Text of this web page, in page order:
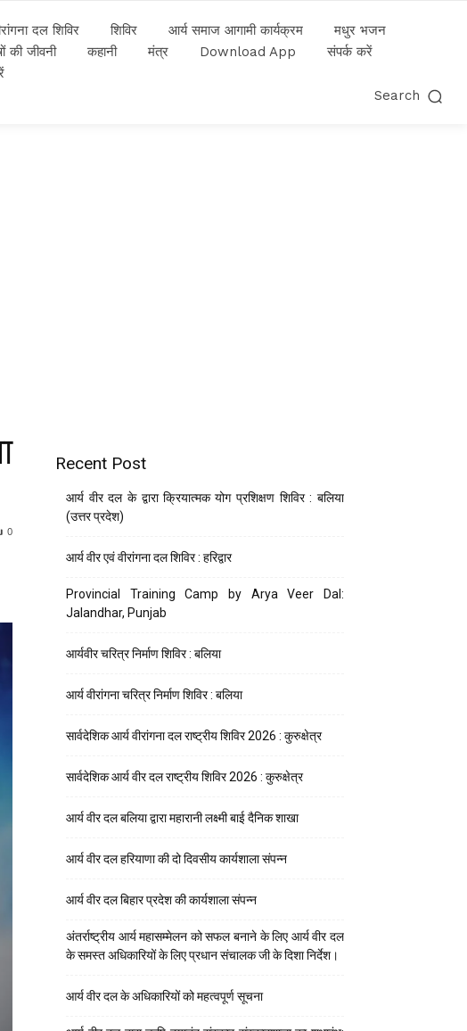
दल शिविर शिविर आर्य समाज आगामी कार्यक्रम
मधुर भजन
की जीवनी कहानी मंत्र Download App
संपर्क करें
Search
0
Recent Post
आर्य वीर दल के द्वारा क्रियात्मक योग प्रशिक्षण शिविर : बलिया
(उत्तर प्रदेश)
आर्य वीर एवं वीरांगना दल शिविर : हरिद्वार
Provincial Training Camp by Arya Veer Dal:
Jalandhar, Punjab
आर्यवीर चरित्र निर्माण शिविर : बलिया
आर्य वीरांगना चरित्र निर्माण शिविर : बलिया
सार्वदेशिक आर्य वीरांगना दल राष्ट्रीय शिविर 2026 : कुरुक्षेत्र
सार्वदेशिक आर्य वीर दल राष्ट्रीय शिविर 2026 : कुरुक्षेत्र
आर्य वीर दल बलिया द्वारा महारानी लक्ष्मी बाई दैनिक शाखा
आर्य वीर दल हरियाणा की दो दिवसीय कार्यशाला संपन्न
आर्य वीर दल बिहार प्रदेश की कार्यशाला संपन्न
अंतर्राष्ट्रीय आर्य महासम्मेलन को सफल बनाने के लिए आर्य वीर दल
के समस्त अधिकारियों के लिए प्रधान संचालक जी के दिशा निर्देश।
आर्य वीर दल के अधिकारियों को महत्वपूर्ण सूचना